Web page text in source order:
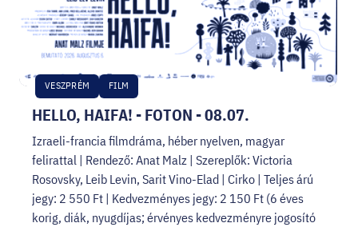
HELLO, HAIFA! - FOTON - 08.07.
VESZPRÉM FILM
Izraeli-francia filmdráma, héber nyelven, magyar
felirattal | Rendező: Anat Malz | Szereplők: Victoria
Rosovsky, Leib Levin, Sarit Vino-Elad | Cirko | Teljes árú
jegy: 2 550 Ft | Kedvezményes jegy: 2 150 Ft (6 éves
korig, diák, nyugdíjas; érvényes kedvezményre jogosító